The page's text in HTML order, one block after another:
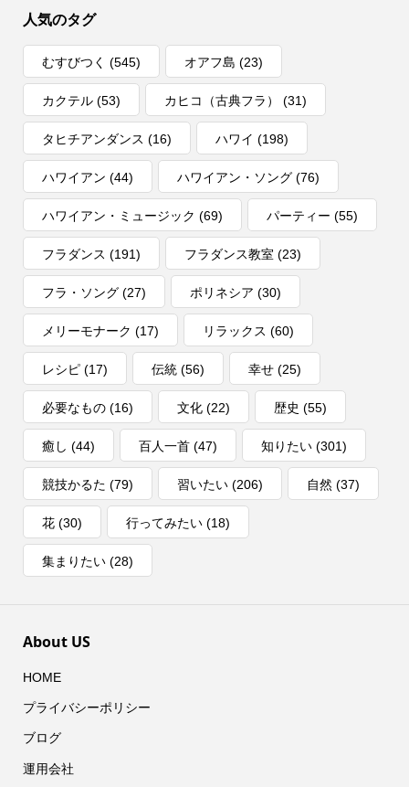
人気のタグ
むすびつく (545) オアフ島 (23)
カクテル(53) カヒコ（古典フラ） (31)
タヒチアンダンス (16) ハワイ (198)
ハワイアン (44) ハワイアン・ソング(76)
ハワイアン・ミュージック (69) パーティー (55)
フラダンス (191) フラダンス教室 (23)
フラ・ソング(27) ポリネシア (30)
メリーモナーク (17) リラックス (60)
レシピ(17) 伝統(56) 幸せ(25)
必要なもの(16) 文化(22) 歴史 (55)
癒し (44) 百人一首(47) 知りたい(301)
競技かるた (79) 習いたい(206) 自然 (37)
花(30) 行ってみたい(18)
集まりたい(28)
About US
HOME
プライバシーポリシー
ブログ
運用会社